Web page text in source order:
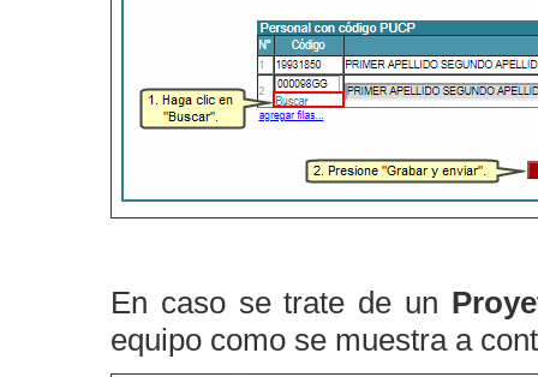
En caso se trate de un
equipo como se muestra a